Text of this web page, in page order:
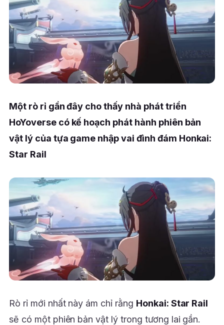
Một rò rỉ gần đây cho thấy nhà phát triển
HoYoverse có kế hoạch phát hành phiên bản
vật lý của tựa game nhập vai đình đám Honkai:
Star Rail
Rò rỉ mới nhất này ám chỉ rằng Honkai: Star Rail
sẽ có một phiên bản vật lý trong tương lai gần.